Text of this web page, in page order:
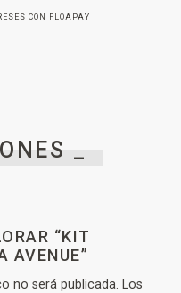
CON FLOAPAY
_
“KIT
AVENUE”
no será publicada. Los